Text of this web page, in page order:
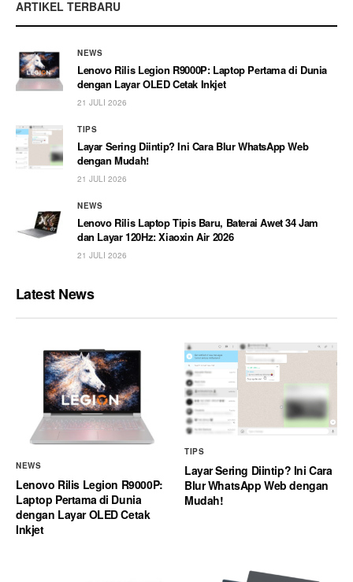
ARTIKEL TERBARU
NEWS
Lenovo Rilis Legion R9000P: Laptop Pertama di Dunia
dengan Layar OLED Cetak Inkjet
21 JULI 2026
TIPS
Layar Sering Diintip? Ini Cara Blur WhatsApp Web
dengan Mudah!
21 JULI 2026
NEWS
Lenovo Rilis Laptop Tipis Baru, Baterai Awet 34 Jam
dan Layar 120Hz: Xiaoxin Air 2026
21 JULI 2026
Latest News
NEWS
Lenovo Rilis Legion R9000P:
Laptop Pertama di Dunia
dengan Layar OLED Cetak
Inkjet
TIPS
Layar Sering Diintip? Ini Cara
Blur WhatsApp Web dengan
Mudah!